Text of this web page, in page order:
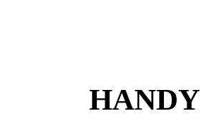
HANDY